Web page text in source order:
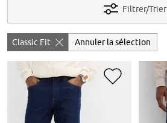
Filtrer/Trier
Classic Fit Annuler la sélection